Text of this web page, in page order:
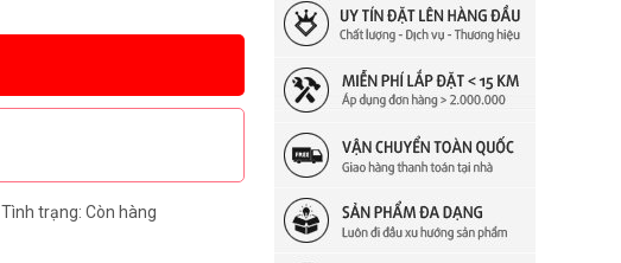
Tình trạng: Còn hàng